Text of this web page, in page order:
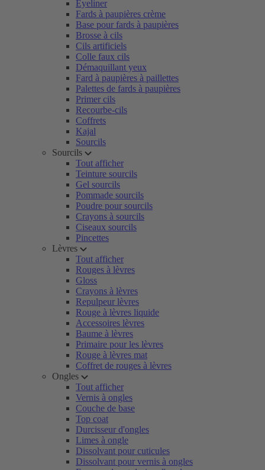
Eyeliner
Fards à paupières crème
Base pour fards à paupières
Brosse à cils
Cils artificiels
Colle faux cils
Démaquillant yeux
Fard à paupières à paillettes
Palettes de fards à paupières
Primer cils
Recourbe-cils
Coffrets
Kajal
Sourcils
Sourcils
Tout afficher
Teinture sourcils
Gel sourcils
Pommade sourcils
Poudre pour sourcils
Crayons à sourcils
Ciseaux sourcils
Pincettes
Lèvres
Tout afficher
Rouges à lèvres
Gloss
Crayons à lèvres
Repulpeur lèvres
Rouge à lèvres liquide
Accessoires lèvres
Baume à lèvres
Primaire pour les lèvres
Rouge à lèvres mat
Coffret de rouges à lèvres
Ongles
Tout afficher
Vernis à ongles
Couche de base
Top coat
Durcisseur d'ongles
Limes à ongle
Dissolvant pour cuticules
Dissolvant pour vernis à ongles